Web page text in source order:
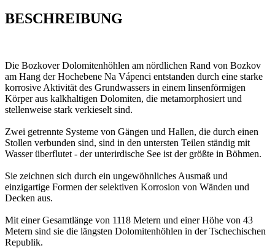
BESCHREIBUNG
Die Bozkover Dolomitenhöhlen am nördlichen Rand von Bozkov
am Hang der Hochebene Na Vápenci entstanden durch eine starke
korrosive Aktivität des Grundwassers in einem linsenförmigen
Körper aus kalkhaltigen Dolomiten, die metamorphosiert und
stellenweise stark verkieselt sind.
Zwei getrennte Systeme von Gängen und Hallen, die durch einen
Stollen verbunden sind, sind in den untersten Teilen ständig mit
Wasser überflutet - der unterirdische See ist der größte in Böhmen.
Sie zeichnen sich durch ein ungewöhnliches Ausmaß und
einzigartige Formen der selektiven Korrosion von Wänden und
Decken aus.
Mit einer Gesamtlänge von 1118 Metern und einer Höhe von 43
Metern sind sie die längsten Dolomitenhöhlen in der Tschechischen
Republik.